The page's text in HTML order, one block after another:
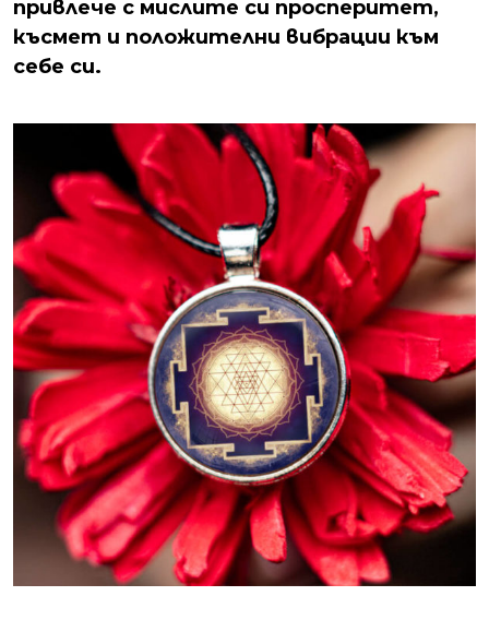
привлече с мислите си просперитет,
късмет и положителни вибрации към
себе си.